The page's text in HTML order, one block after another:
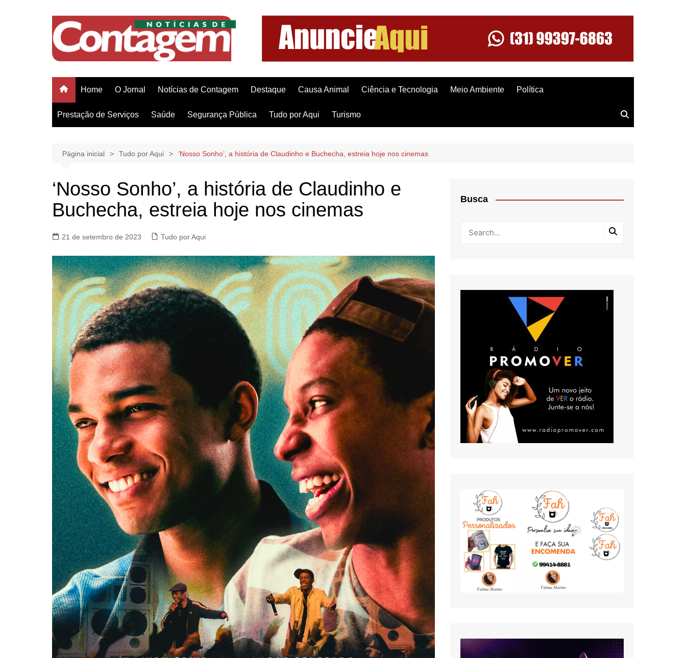
Home O Jornal Notícias de Contagem Destaque Causa Animal Ciência e Tecnologia Meio Ambiente Política
Prestação de Serviços Saúde Segurança Pública Tudo por Aqui Turismo
Página inicial Tudo por Aqui ‘Nosso Sonho’, a história de Claudinho e Buchecha, estreia hoje nos cinemas
‘Nosso Sonho’, a história de Claudinho e
Buchecha, estreia hoje nos cinemas
21 de setembro de 2023 Tudo por Aqui
Busca